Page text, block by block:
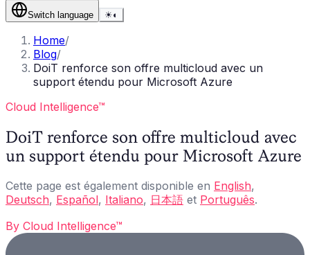
Switch language ☀◐
Home/
Blog/
DoiT renforce son offre multicloud avec un
support étendu pour Microsoft Azure
Cloud Intelligence™
DoiT renforce son offre multicloud avec
un support étendu pour Microsoft Azure
Cette page est également disponible en English,
Deutsch, Español, Italiano, 日本語 et Português.
By Cloud Intelligence™